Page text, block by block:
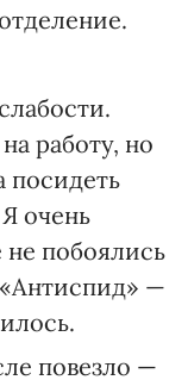
работу, но
посидеть
очень
не побоялись
—
повезло —